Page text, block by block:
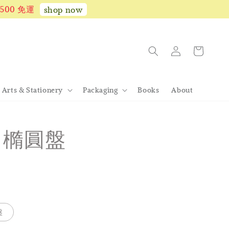
免運 shop now
Arts & Stationery Packaging Books About
圓盤